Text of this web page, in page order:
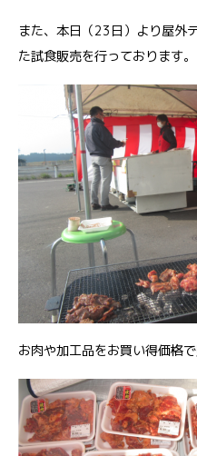
また、本日（23日）より屋外
た試食販売を行っております。
お肉や加工品をお買い得価格で